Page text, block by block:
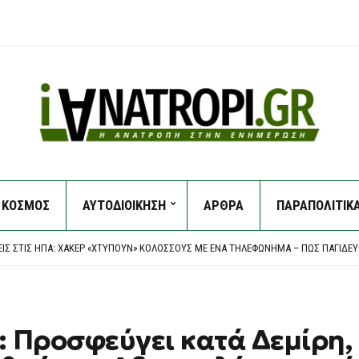
ΚΟΣΜΟΣ ΑΥΤΟΔΙΟΙΚΗΣΗ ΑΡΘΡΑ
“ΣΟΚ” ΣΤΑ 17 ΔΕΥΤΕΡΌΛΕΠΤΑ ΚΑΙ… ΒΟΥΝΌ Η ΡΕΒΆΝΣ ΓΙΑ ΤΟΝ “ΔΙΚΈΦΑΛΟ”
ΣΤΙΣ ΗΠΑ: ΧΆΚΕΡ «ΧΤΥΠΟΎΝ» ΚΟΛΟΣΣΟΎΣ ΜΕ ΈΝΑ ΤΗΛΕΦΏΝΗΜΑ – ΠΏΣ
ΕΝΤΑΤΙΚΟΊ ΈΛΕΓΧΟΙ ΤΗΣ ΔΗΜΟΤΙΚΉΣ ΑΣΤΥΝΟΜΊΑΣ ΓΙΑ ΤΗΝ ΠΡΟΣΤΑΣΊΑ ΤΟΥ
“ΣΟΚ” ΣΤΑ 17 ΔΕΥΤΕΡΌΛΕΠΤΑ ΚΑΙ… ΒΟΥΝΌ Η ΡΕΒΆΝΣ ΓΙΑ ΤΟΝ “ΔΙΚΈΦΑΛΟ”
κατά Δεμίρη,